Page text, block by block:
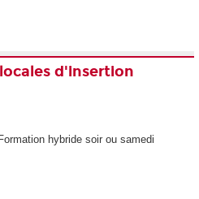
d'insertion
hybride soir ou samedi